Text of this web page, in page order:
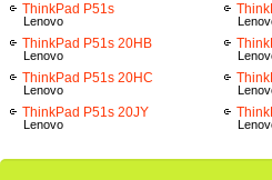
ThinkPad P51s
Lenovo
ThinkPad P51s 20HB
Lenovo
ThinkPad P51s 20HC
Lenovo
ThinkPad P51s 20JY
Lenovo